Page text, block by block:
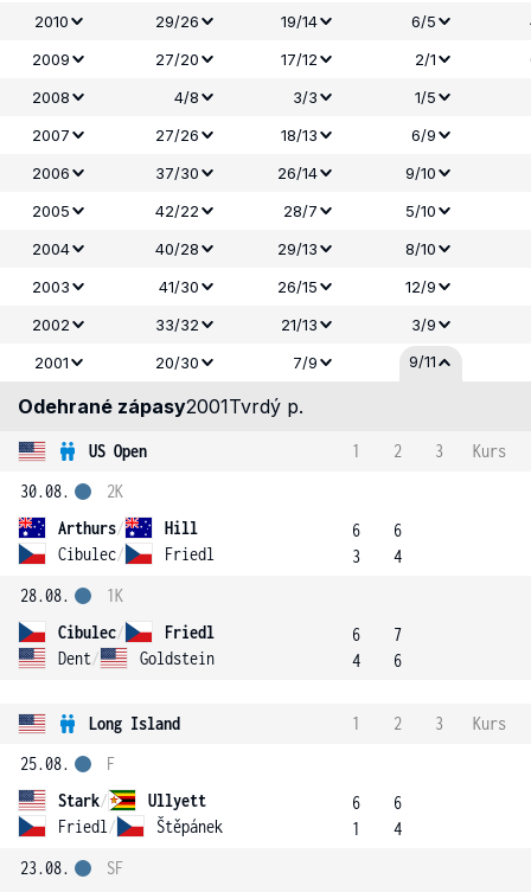
2010
29/26 19/14 6/5
2009
27/20 17/12 2/1
2008
4/8 3/3
1/5
2007
27/26 18/13 6/9
2006
37/30 26/14 9/10
2005
42/22 28/7
5/10
2004
40/28 29/13 8/10
2003
41/30 26/15
12/9
2002
33/32 21/13 3/9
2001
20/30 7/9 9/11
Odehrané zápasy2001Tvrdý p.
US Open 1 2 3
Kurs
30.08.
Arthurs/
Hill
Cibulec/ Friedl
2K
6
3
6
4
28.08.
Cibulec/
Friedl
Dent/ Goldstein
1K
6
4
7
6
Long Island 1 2 3
Kurs
25.08.
Stark/
Ullyett
Friedl / Štěpánek
F
6
1
6
4
23.08.
SF